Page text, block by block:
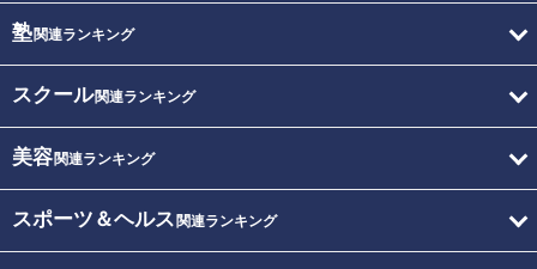
塾関連ランキング
スクール関連ランキング
美容関連ランキング
スポーツ＆ヘルス 関連ランキング